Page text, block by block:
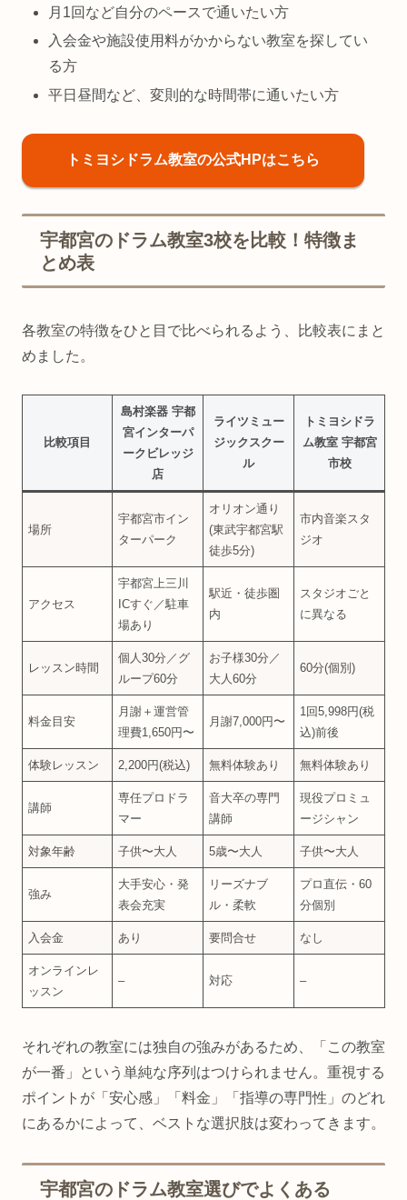
月1回など自分のペースで通いたい方
入会金や施設使用料がかからない教室を探してい
る方
平日昼間など、変則的な時間帯に通いたい方
トミヨシドラム教室の公式HPはこちら
宇都宮のドラム教室3校を比較！特徴ま
とめ表
各教室の特徴をひと目で比べられるよう、比較表にまと
めました。
比較項目
島村楽器 宇都
宮インターパ
ークビレッジ
店
ライツミュー
ジックスクー
ル
トミヨシドラ
ム教室 宇都宮
市校
場所
宇都宮市イン
ターパーク
オリオン通り
(東武宇都宮駅
徒歩5分)
市内音楽スタ
ジオ
アクセス
宇都宮上三川
ICすぐ／駐車
場あり
駅近・徒歩圏
内
スタジオごと
に異なる
レッスン時間
個人30分／グ
ループ60分
お子様30分／
大人60分
60分(個別)
料金目安
月謝＋運営管
理費1,650円〜
月謝7,000円〜
1回5,998円(税
込)前後
体験レッスン 2,200円(税込) 無料体験あり 無料体験あり
講師
専任プロドラ
マー
音大卒の専門
講師
現役プロミュ
ージシャン
対象年齢 子供〜大人 5歳〜大人 子供〜大人
強み
大手安心・発
表会充実
リーズナブ
ル・柔軟
プロ直伝・60
分個別
入会金 あり 要問合せ なし
オンラインレ
ッスン
– 対応 –
それぞれの教室には独自の強みがあるため、「この教室
が一番」という単純な序列はつけられません。重視する
ポイントが「安心感」「料金」「指導の専門性」のどれ
にあるかによって、ベストな選択肢は変わってきます。
宇都宮のドラム教室選びでよくある